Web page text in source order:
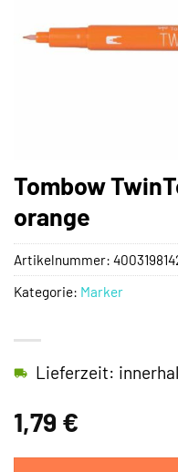
Tombow
orange
1,79 €
Lieferzeit:
Artikelnummer:
Kategorie: Marker